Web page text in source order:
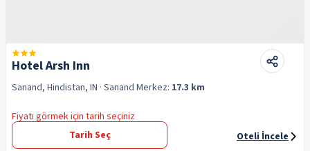
Hotel Arsh Inn
Sanand, Hindistan, IN · Sanand Merkez: 17.3 km
Fiyatı görmek için tarih seçiniz
Tarih Seç
Oteli İncele